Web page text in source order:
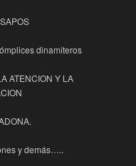
dinamiteros
ATENCION Y LA
y demás…..